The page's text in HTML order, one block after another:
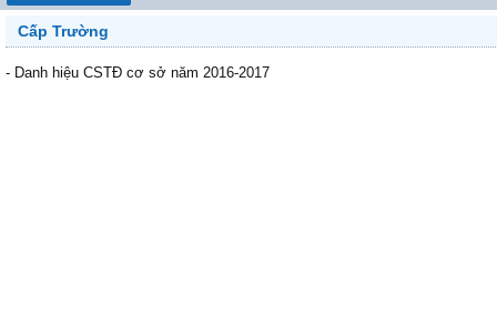
Cấp Trường
- Danh hiệu CSTĐ cơ sở năm 2016-2017